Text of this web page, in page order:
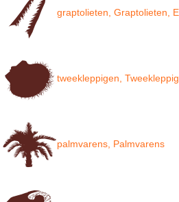
graptolieten, Graptolieten,
tweekleppigen,
palmvarens, Palmvarens